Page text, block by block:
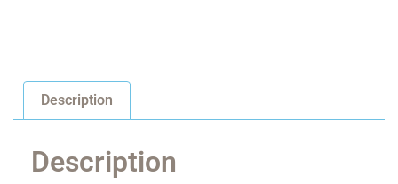
Description
Description